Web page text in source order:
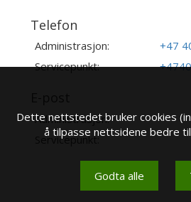
Telefon
Administrasjon:
+47
Servicepunkt:
Administrasjon:
Servicepunkt:
Dette nettstedet bruker cookies
å tilpasse nettsidene bedre
Godta alle